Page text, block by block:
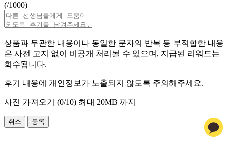
(/1000)
상품과 무관한 내용이나 동일한 문자의 반복 등 부적합한 내용
은 사전 고지 없이 비공개 처리될 수 있으며, 지급된 리워드는
회수됩니다.
후기 내용에 개인정보가 노출되지 않도록 주의해주세요.
사진 가져오기 (0/10) 최대 20MB 까지
취소 등록